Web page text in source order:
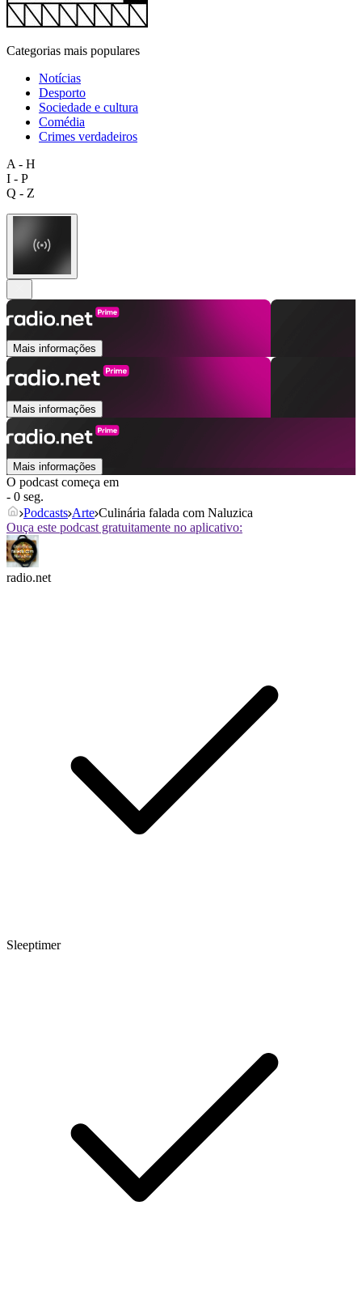
Categorias mais populares
Notícias
Desporto
Sociedade e cultura
Comédia
Crimes verdadeiros
A - H
I - P
Q - Z
Mais informações
Mais informações
Mais informações
O podcast começa em
- 0 seg.
Podcasts Arte Culinária falada com Naluzica
Ouça este podcast gratuitamente no aplicativo:
radio.net
Sleeptimer